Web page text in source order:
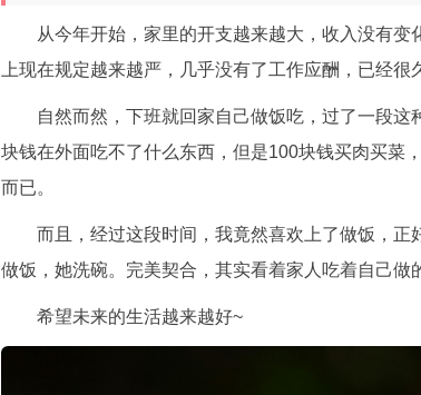
从今年开始，家里的开支越来越大，收入没有
上现在规定越来越严，几乎没有了工作应酬，已经很
自然而然，下班就回家自己做饭吃，过了一段
块钱在外面吃不了什么东西，但是100块钱买肉买菜
而已。
而且，经过这段时间，我竟然喜欢上了做饭，
做饭，她洗碗。完美契合，其实看着家人吃着自己
希望未来的生活越来越好~